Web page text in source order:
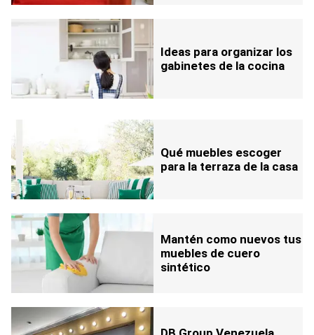
Ideas para organizar los
gabinetes de la cocina
Qué muebles escoger
para la terraza de la casa
Mantén como nuevos tus
muebles de cuero
sintético